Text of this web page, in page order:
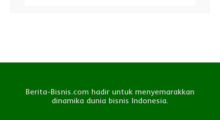
Berita-Bisnis.com hadir untuk menyemarakkan
dinamika dunia bisnis Indonesia.